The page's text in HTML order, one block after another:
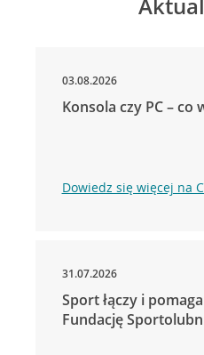
03.08.2026
Konsola czy PC – co
Dowiedz się więcej na
31.07.2026
Sport łączy i
Fundację